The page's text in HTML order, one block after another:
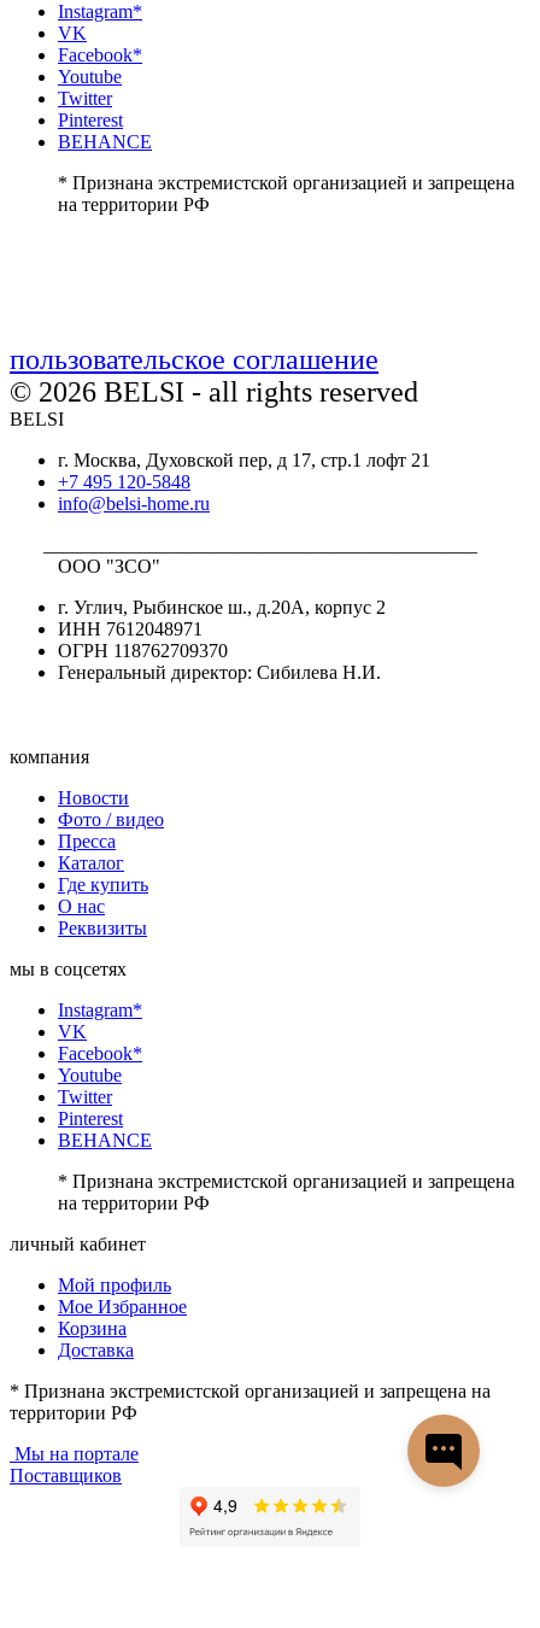
Instagram*
VK
Facebook*
Youtube
Twitter
Pinterest
BEHANCE
* Признана экстремистской организацией и запрещена
на территории РФ
пользовательское соглашение
© 2026 BELSI - all rights reserved
BELSI
г. Москва, Духовской пер, д 17, стр.1 лофт 21
+7 495 120-5848
info@belsi-home.ru
ООО "ЗСО"
г. Углич, Рыбинское ш., д.20А, корпус 2
ИНН 7612048971
ОГРН 118762709370
Генеральный директор: Сибилева Н.И.
компания
Новости
Фото / видео
Пресса
Каталог
Где купить
О нас
Реквизиты
мы в соцсетях
Instagram*
VK
Facebook*
Youtube
Twitter
Pinterest
BEHANCE
* Признана экстремистской организацией и запрещена
на территории РФ
личный кабинет
Мой профиль
Мое Избранное
Корзина
Доставка
* Признана экстремистской организацией и запрещена на
территории РФ
Мы на портале
Поставщиков